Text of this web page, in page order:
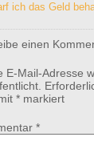
ich das Geld
einen
E-Mail-Adresse
* markiert
*